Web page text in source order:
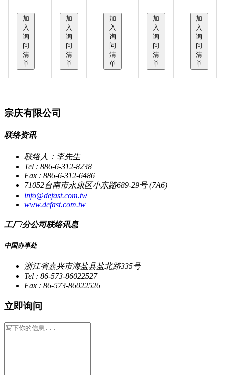
加
入
询
问
清
单
加
入
询
问
清
单
加
入
询
问
清
单
加
入
询
问
清
单
加
入
询
问
清
单
宗庆有限公司
联络资讯
联络人：李先生
Tel : 886-6-312-8238
Fax : 886-6-312-6486
71052台南市永康区小东路689-29号 (7A6)
info@defast.com.tw
www.defast.com.tw
工厂/分公司联络讯息
中国办事处
浙江省嘉兴市海盐县盐北路335号
Tel : 86-573-86022527
Fax : 86-573-86022526
立即询问